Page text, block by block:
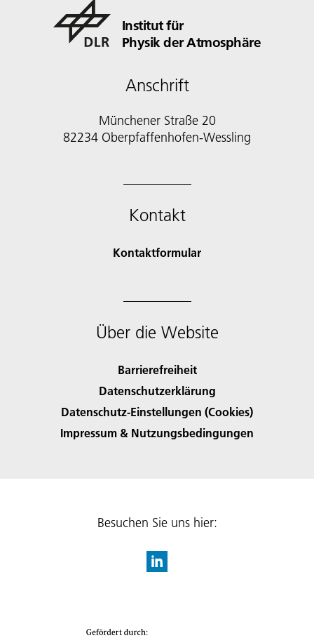
Institut für
Physik der Atmosphäre
Anschrift
Münchener Straße 20
82234 Oberpfaffenhofen-Wessling
Kontakt
Kontaktformular
Über die Website
Barrierefreiheit
Datenschutzerklärung
Datenschutz-Einstellungen (Cookies)
Impressum & Nutzungsbedingungen
Besuchen Sie uns hier: